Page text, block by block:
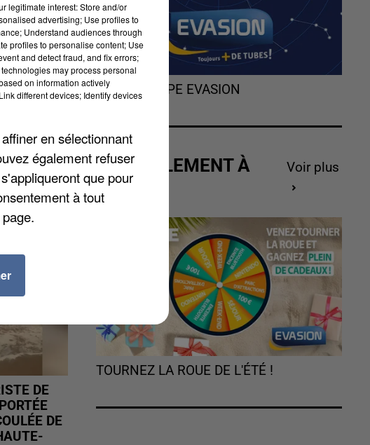
étaient
tout
Chartres,
DE
DE
L'HOROSCOPE EVASION
ACTUELLEMENT À
GAGNER
Voir plus
TOURNEZ LA ROUE DE L'ÉTÉ !
legitimate interest: Store and/or
advertising; Use profiles to
Understand audiences through
profiles to personalise content; Use
and detect fraud, and fix errors;
may process personal
on information actively
different devices; Identify devices
en sélectionnant
également refuser
que pour
à tout